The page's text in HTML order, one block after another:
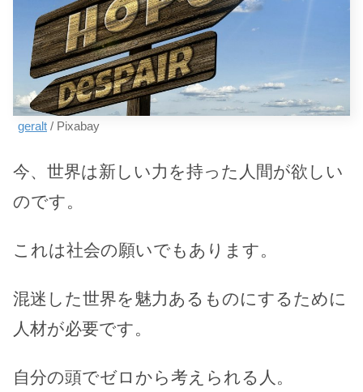
geralt / Pixabay
今、世界は新しい力を持った人間が欲しい
のです。
これは社会の願いでもあります。
混迷した世界を魅力あるものにするために
人材が必要です。
自分の頭でゼロから考えられる人。